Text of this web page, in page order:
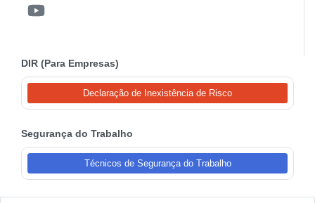
DIR (Para Empresas)
Declaração de Inexistência de Risco
Segurança do Trabalho
Técnicos de Segurança do Trabalho